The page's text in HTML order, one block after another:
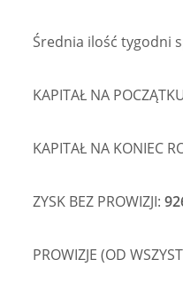
Średnia ilość tygodni
KAPITAŁ NA
KAPITAŁ NA KONIEC
ZYSK BEZ PROWIZJI:
PROWIZJE (OD